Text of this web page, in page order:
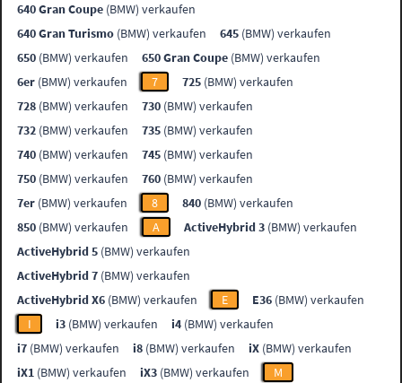
640 Gran Coupe (BMW) verkaufen
640 Gran Turismo (BMW) verkaufen 645 (BMW) verkaufen
650 (BMW) verkaufen 650 Gran Coupe (BMW) verkaufen
6er (BMW) verkaufen 7 725 (BMW) verkaufen
728 (BMW) verkaufen 730 (BMW) verkaufen
732 (BMW) verkaufen 735 (BMW) verkaufen
740 (BMW) verkaufen 745 (BMW) verkaufen
750 (BMW) verkaufen 760 (BMW) verkaufen
7er (BMW) verkaufen 8 840 (BMW) verkaufen
850 (BMW) verkaufen A ActiveHybrid 3 (BMW) verkaufen
ActiveHybrid 5 (BMW) verkaufen
ActiveHybrid 7 (BMW) verkaufen
ActiveHybrid X6 (BMW) verkaufen E E36 (BMW) verkaufen
I
i3 (BMW) verkaufen i4 (BMW) verkaufen
i7 (BMW) verkaufen i8 (BMW) verkaufen iX (BMW) verkaufen
iX1 (BMW) verkaufen iX3 (BMW) verkaufen
M